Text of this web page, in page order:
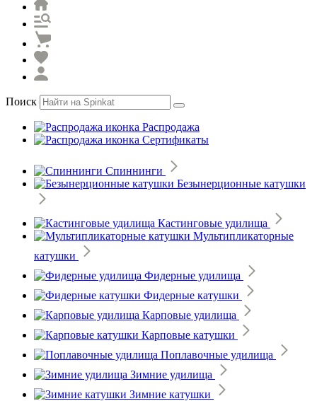
Поиск
Распродажа
Сертификаты
Спиннинги
Безынерционные катушки
Кастинговые удилища
Мультипликаторные
катушки
Фидерные удилища
Фидерные катушки
Карповые удилища
Карповые катушки
Поплавочные удилища
Зимние удилища
Зимние катушки